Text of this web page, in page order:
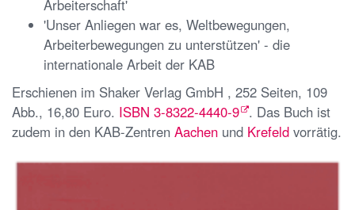
Arbeiterschaft'
'Unser Anliegen war es, Weltbewegungen,
Arbeiterbewegungen zu unterstützen' - die
internationale Arbeit der KAB
Erschienen im Shaker Verlag GmbH , 252 Seiten, 109
Abb., 16,80 Euro. ISBN 3-8322-4440-9 . Das Buch ist
zudem in den KAB-Zentren Aachen und Krefeld vorrätig.